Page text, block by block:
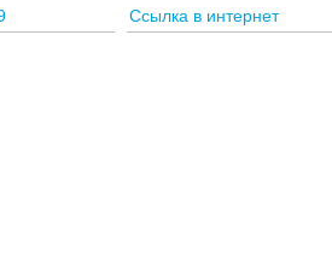
Ссылка в интернет